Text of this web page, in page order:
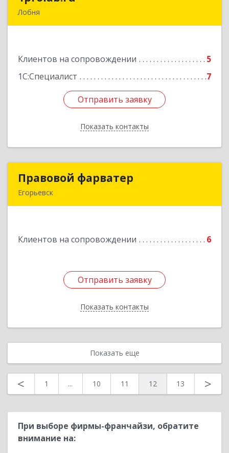
Лобня
Клиентов на сопровождении
5
1С:Специалист
7
Отправить заявку
Показать контакты
Подробнее
Отправить заявку
Назад
Правовой фарватер
Егорьевск
Клиентов на сопровождении 6
Отправить заявку
Показать контакты
Правовой фарватер
Отправить заявку
Назад
Показать еще
< 1 ... 10 11 12 13 >
При выборе фирмы-франчайзи, обратите
внимание на: